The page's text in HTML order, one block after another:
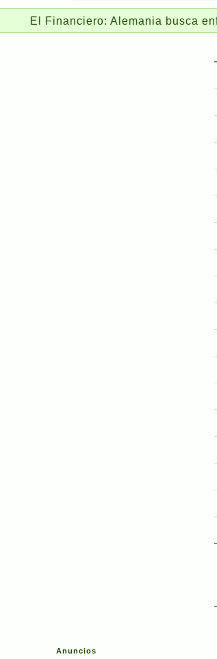
Financiero:Alemania busca
Anuncios